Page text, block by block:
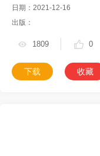
日期：2021-12-16
出版：
下载 收藏
1809 0